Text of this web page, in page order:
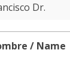
Dr.
/ Name